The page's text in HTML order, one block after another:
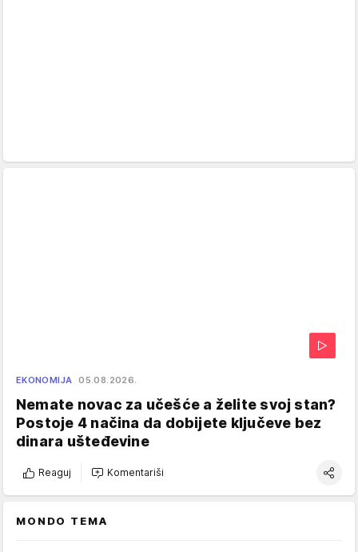
EKONOMIJA 05.08.2026.
Nemate novac za učešće a želite svoj stan?
Postoje 4 načina da dobijete ključeve bez
dinara ušteđevine
Reaguj Komentariši
MONDO TEMA